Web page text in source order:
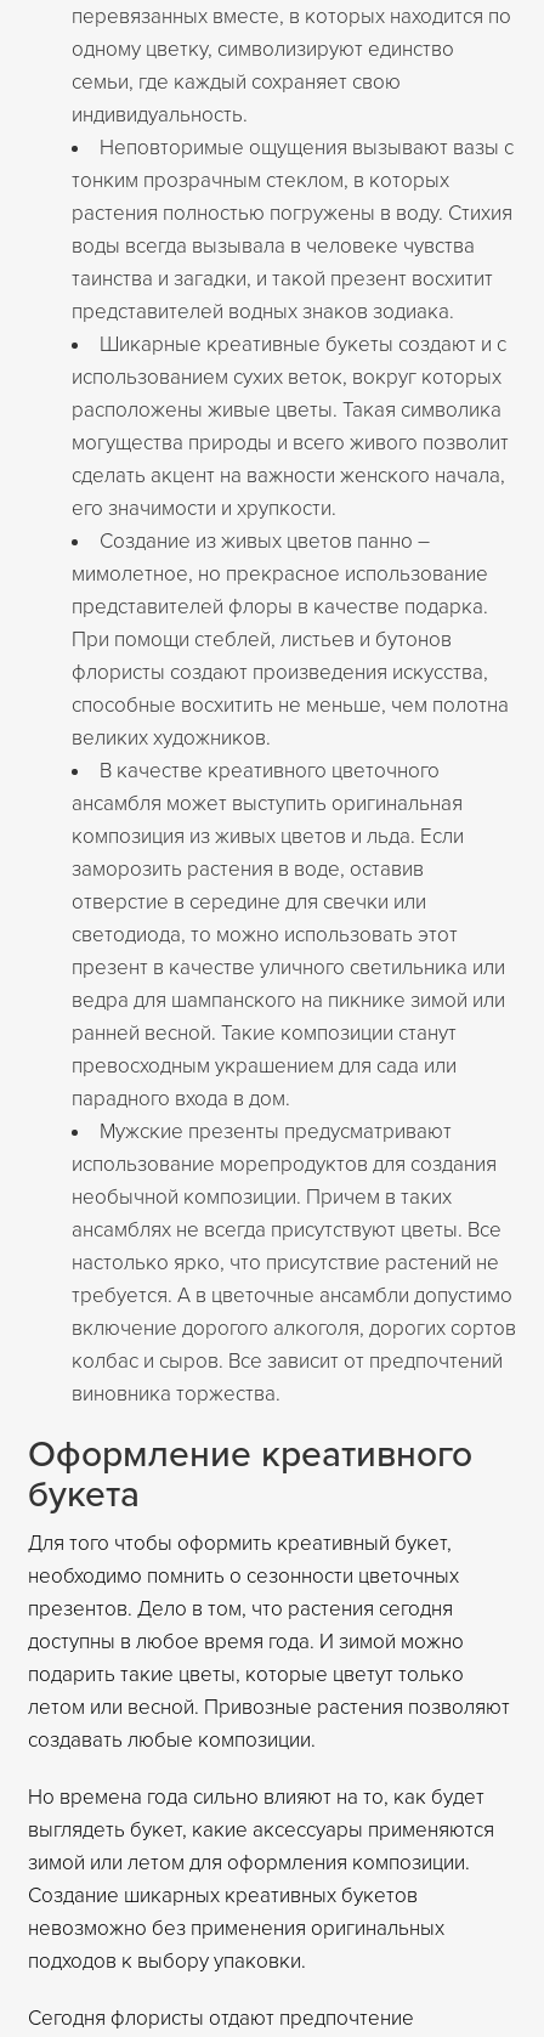
перевязанных вместе, в которых находится по
одному цветку, символизируют единство
семьи, где каждый сохраняет свою
индивидуальность.
Неповторимые ощущения вызывают вазы с
тонким прозрачным стеклом, в которых
растения полностью погружены в воду. Стихия
воды всегда вызывала в человеке чувства
таинства и загадки, и такой презент восхитит
представителей водных знаков зодиака.
Шикарные креативные букеты создают и с
использованием сухих веток, вокруг которых
расположены живые цветы. Такая символика
могущества природы и всего живого позволит
сделать акцент на важности женского начала,
его значимости и хрупкости.
Создание из живых цветов панно –
мимолетное, но прекрасное использование
представителей флоры в качестве подарка.
При помощи стеблей, листьев и бутонов
флористы создают произведения искусства,
способные восхитить не меньше, чем полотна
великих художников.
В качестве креативного цветочного
ансамбля может выступить оригинальная
композиция из живых цветов и льда. Если
заморозить растения в воде, оставив
отверстие в середине для свечки или
светодиода, то можно использовать этот
презент в качестве уличного светильника или
ведра для шампанского на пикнике зимой или
ранней весной. Такие композиции станут
превосходным украшением для сада или
парадного входа в дом.
Мужские презенты предусматривают
использование морепродуктов для создания
необычной композиции. Причем в таких
ансамблях не всегда присутствуют цветы. Все
настолько ярко, что присутствие растений не
требуется. А в цветочные ансамбли допустимо
включение дорогого алкоголя, дорогих сортов
колбас и сыров. Все зависит от предпочтений
виновника торжества.
Оформление креативного
букета
Для того чтобы оформить креативный букет,
необходимо помнить о сезонности цветочных
презентов. Дело в том, что растения сегодня
доступны в любое время года. И зимой можно
подарить такие цветы, которые цветут только
летом или весной. Привозные растения позволяют
создавать любые композиции.
Но времена года сильно влияют на то, как будет
выглядеть букет, какие аксессуары применяются
зимой или летом для оформления композиции.
Создание шикарных креативных букетов
невозможно без применения оригинальных
подходов к выбору упаковки.
Сегодня флористы отдают предпочтение